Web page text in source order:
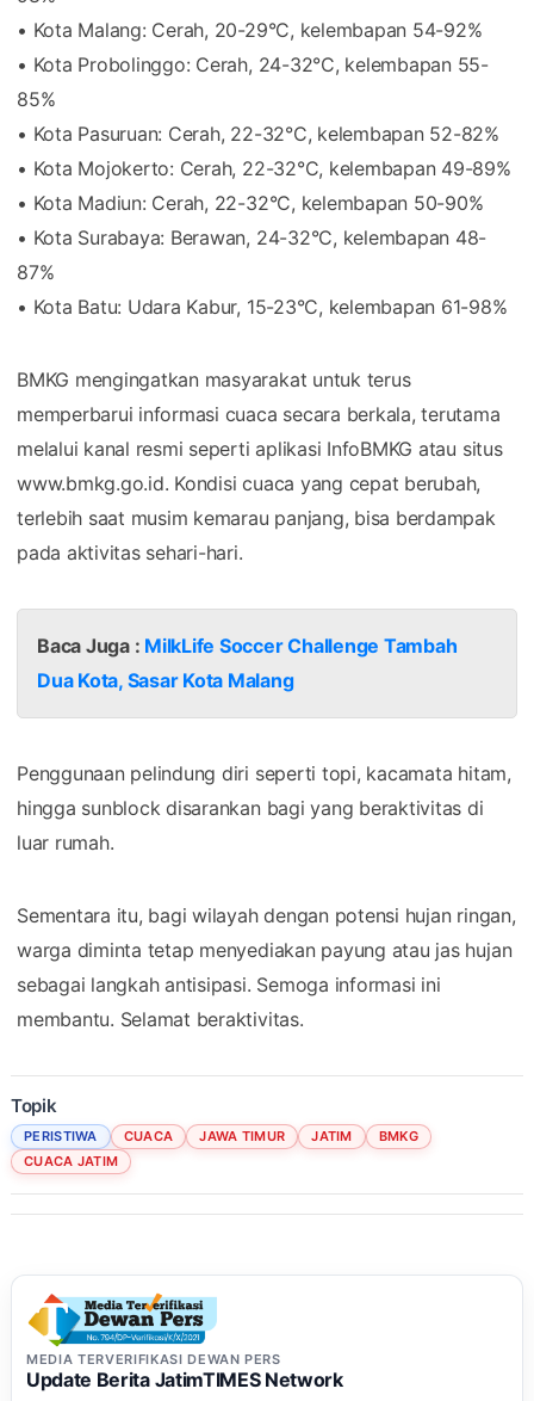
• Kota Malang: Cerah, 20-29°C, kelembapan 54-92%
• Kota Probolinggo: Cerah, 24-32°C, kelembapan 55-
85%
• Kota Pasuruan: Cerah, 22-32°C, kelembapan 52-82%
• Kota Mojokerto: Cerah, 22-32°C, kelembapan 49-89%
• Kota Madiun: Cerah, 22-32°C, kelembapan 50-90%
• Kota Surabaya: Berawan, 24-32°C, kelembapan 48-
87%
• Kota Batu: Udara Kabur, 15-23°C, kelembapan 61-98%
BMKG mengingatkan masyarakat untuk terus
memperbarui informasi cuaca secara berkala, terutama
melalui kanal resmi seperti aplikasi InfoBMKG atau situs
www.bmkg.go.id. Kondisi cuaca yang cepat berubah,
terlebih saat musim kemarau panjang, bisa berdampak
pada aktivitas sehari-hari.
Baca Juga : MilkLife Soccer Challenge Tambah
Dua Kota, Sasar Kota Malang
Penggunaan pelindung diri seperti topi, kacamata hitam,
hingga sunblock disarankan bagi yang beraktivitas di
luar rumah.
Sementara itu, bagi wilayah dengan potensi hujan ringan,
warga diminta tetap menyediakan payung atau jas hujan
sebagai langkah antisipasi. Semoga informasi ini
membantu. Selamat beraktivitas.
Topik
PERISTIWA CUACA JAWA TIMUR JATIM
BMKG
CUACA JATIM
MEDIA TERVERIFIKASI DEWAN PERS
Update Berita JatimTIMES Network